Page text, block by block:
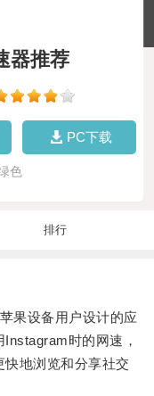
器推荐
PC下载
色
排行
设备用户设计的应
时的网速，
地浏览和分享社交